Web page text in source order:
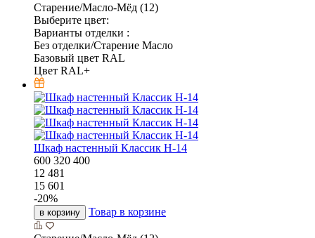
Старение/Масло-Мёд (12)
Выберите цвет:
Варианты отделки :
Без отделки/Старение Масло
Базовый цвет RAL
Цвет RAL+
Шкаф настенный Классик Н-14
600 320 400
12 481
15 601
-20%
в корзину Товар в корзине